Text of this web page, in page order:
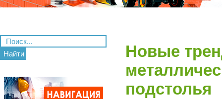
Найти
Новые
подстолья